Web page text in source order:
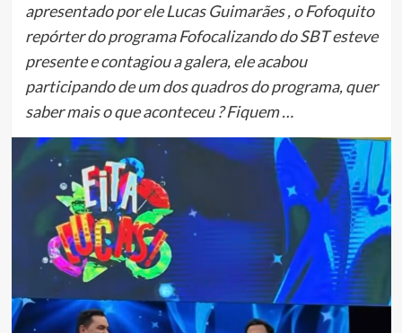
apresentado por ele Lucas Guimarães , o Fofoquito
repórter do programa Fofocalizando do SBT esteve
presente e contagiou a galera, ele acabou
participando de um dos quadros do programa, quer
saber mais o que aconteceu ? Fiquem …